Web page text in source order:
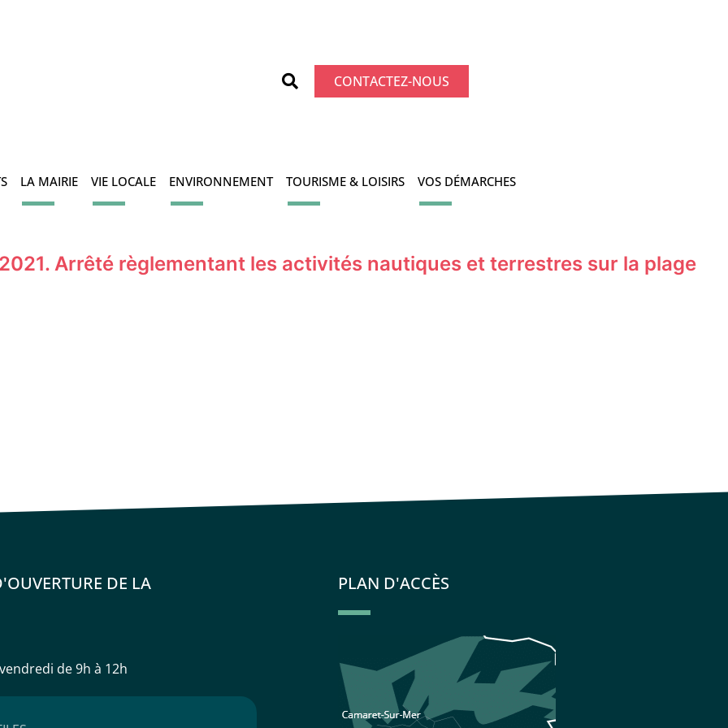
CONTACTEZ-NOUS
LA MAIRIE VIE LOCALE ENVIRONNEMENT TOURISME & LOISIRS VOS DÉMARCHES
Arrêté règlementant les activités nautiques et terrestres sur la plage
DE LA
de 9h à 12h
PLAN D'ACCÈS